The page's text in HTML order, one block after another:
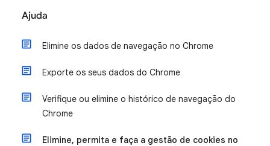
Ajuda
Elimine os dados de navegação no Chrome
Exporte os seus dados do Chrome
Verifique ou elimine o histórico de navegação do
Chrome
Elimine, permita e faça a gestão de cookies no